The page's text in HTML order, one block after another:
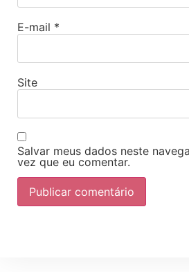
E-mail *
Site
Salvar meus dados neste
vez que eu comentar.